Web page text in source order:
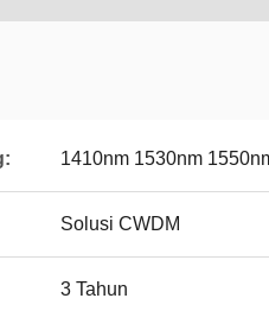
1410nm 1530nm
Solusi CWDM
3 Tahun